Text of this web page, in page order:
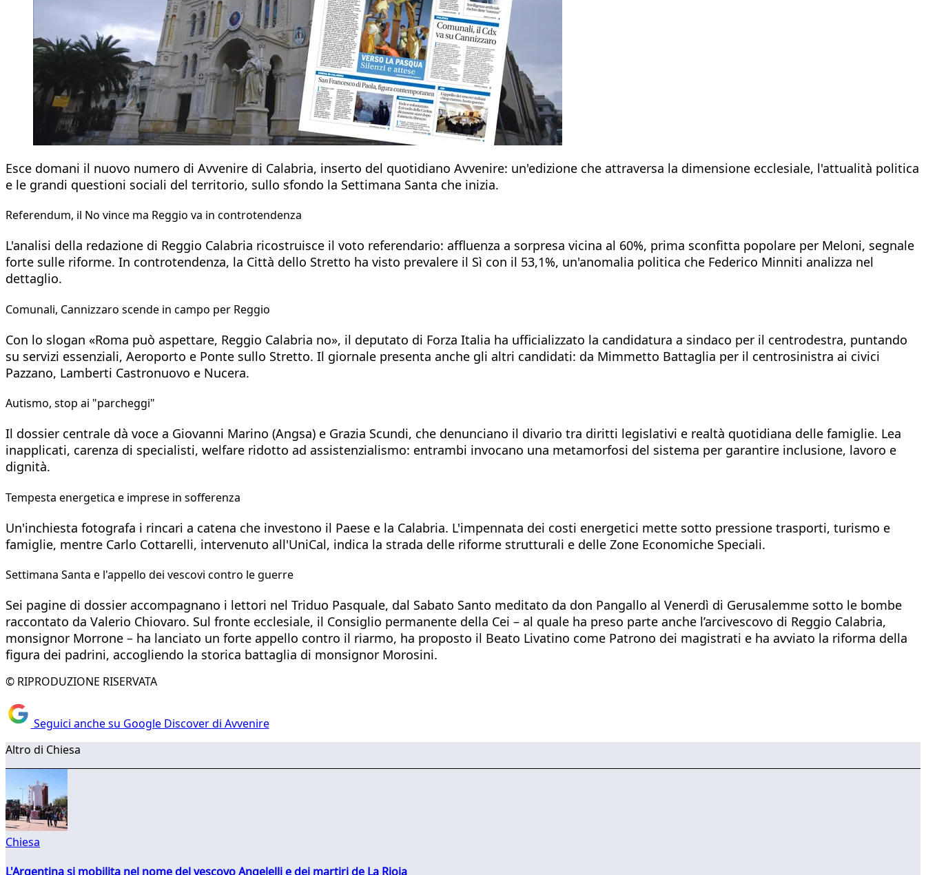
Esce domani il nuovo numero di Avvenire di Calabria, inserto del quotidiano Avvenire: un'edizione che attraversa la dimensione ecclesiale, l'attualità politica
e le grandi questioni sociali del territorio, sullo sfondo la Settimana Santa che inizia.
Referendum, il No vince ma Reggio va in controtendenza
L'analisi della redazione di Reggio Calabria ricostruisce il voto referendario: affluenza a sorpresa vicina al 60%, prima sconfitta popolare per Meloni, segnale
forte sulle riforme. In controtendenza, la Città dello Stretto ha visto prevalere il Sì con il 53,1%, un'anomalia politica che Federico Minniti analizza nel
dettaglio.
Comunali, Cannizzaro scende in campo per Reggio
Con lo slogan «Roma può aspettare, Reggio Calabria no», il deputato di Forza Italia ha ufficializzato la candidatura a sindaco per il centrodestra, puntando
su servizi essenziali, Aeroporto e Ponte sullo Stretto. Il giornale presenta anche gli altri candidati: da Mimmetto Battaglia per il centrosinistra ai civici
Pazzano, Lamberti Castronuovo e Nucera.
Autismo, stop ai "parcheggi"
Il dossier centrale dà voce a Giovanni Marino (Angsa) e Grazia Scundi, che denunciano il divario tra diritti legislativi e realtà quotidiana delle famiglie. Lea
inapplicati, carenza di specialisti, welfare ridotto ad assistenzialismo: entrambi invocano una metamorfosi del sistema per garantire inclusione, lavoro e
dignità.
Tempesta energetica e imprese in sofferenza
Un'inchiesta fotografa i rincari a catena che investono il Paese e la Calabria. L'impennata dei costi energetici mette sotto pressione trasporti, turismo e
famiglie, mentre Carlo Cottarelli, intervenuto all'UniCal, indica la strada delle riforme strutturali e delle Zone Economiche Speciali.
Settimana Santa e l'appello dei vescovi contro le guerre
Sei pagine di dossier accompagnano i lettori nel Triduo Pasquale, dal Sabato Santo meditato da don Pangallo al Venerdì di Gerusalemme sotto le bombe
raccontato da Valerio Chiovaro. Sul fronte ecclesiale, il Consiglio permanente della Cei – al quale ha preso parte anche l’arcivescovo di Reggio Calabria,
monsignor Morrone – ha lanciato un forte appello contro il riarmo, ha proposto il Beato Livatino come Patrono dei magistrati e ha avviato la riforma della
figura dei padrini, accogliendo la storica battaglia di monsignor Morosini.
© RIPRODUZIONE RISERVATA
Seguici anche su Google Discover di Avvenire
Altro di Chiesa
Chiesa
L'Argentina si mobilita nel nome del vescovo Angelelli e dei martiri de La Rioja